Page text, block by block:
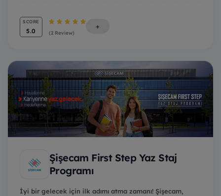
SCORE
5.0 (2 Review)
+
Şişecam First Step Yaz Staj
Programı
İyi bir gelecek için ilk adımı atma zamanı! Şişecam,